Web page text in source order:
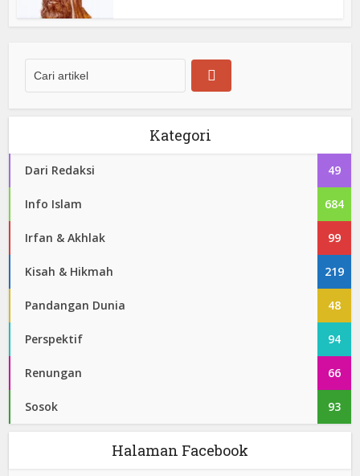
Kategori
Dari Redaksi 49
Info Islam 684
Irfan & Akhlak 99
Kisah & Hikmah 219
Pandangan Dunia 48
Perspektif 94
Renungan 66
Sosok 93
Halaman Facebook